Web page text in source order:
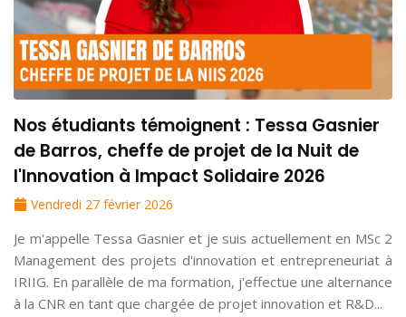
Nos étudiants témoignent : Tessa Gasnier
de Barros, cheffe de projet de la Nuit de
l'Innovation à Impact Solidaire 2026
Vendredi 27 février 2026
Je m'appelle Tessa Gasnier et je suis actuellement en MSc 2
Management des projets d'innovation et entrepreneuriat à
IRIIG. En parallèle de ma formation, j'effectue une alternance
à la CNR en tant que chargée de projet innovation et R&D...